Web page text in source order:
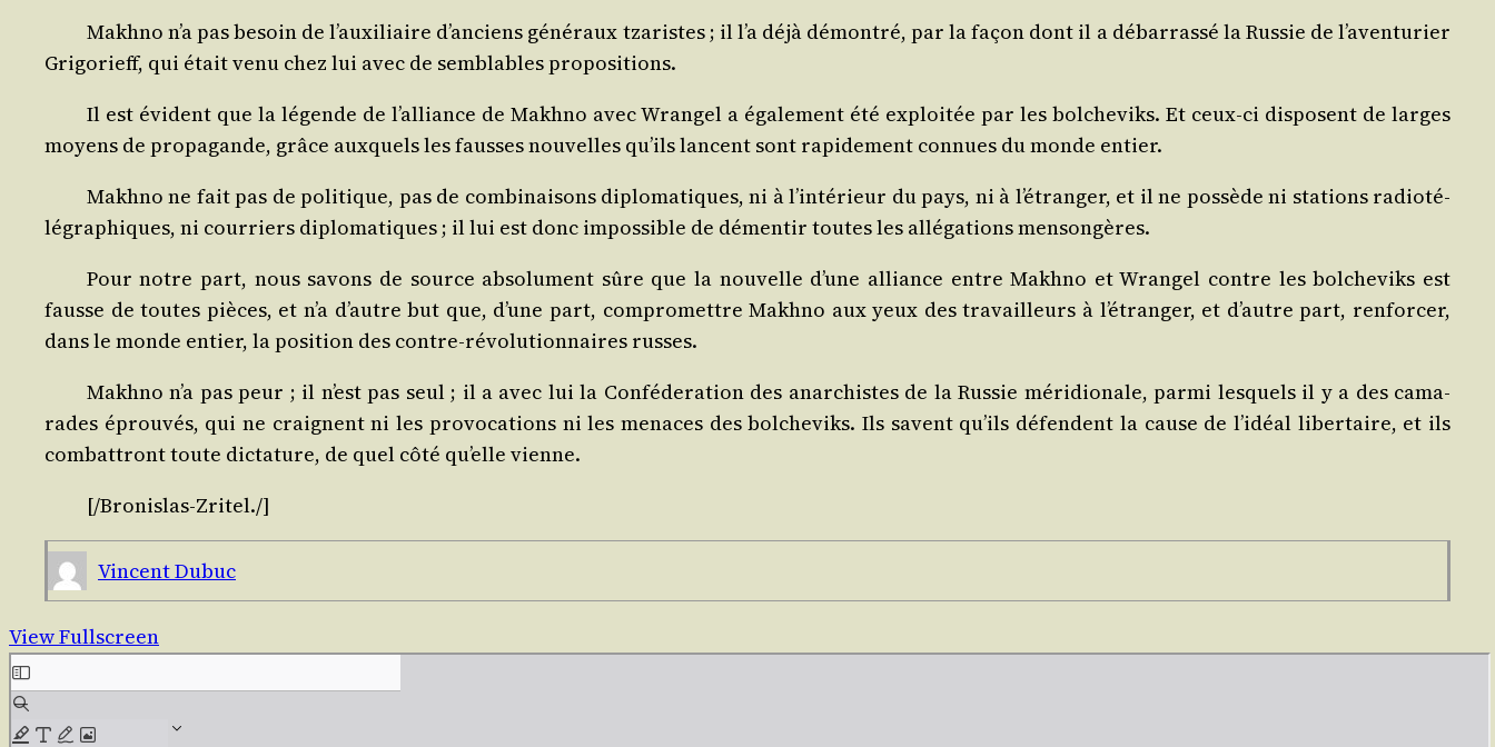
Makh­no n’a pas besoin de l’auxiliaire d’anciens géné­raux tza­ristes ; il l’a déjà démon­tré, par la façon dont il a débar­ras­sé la Rus­sie de l’aventurier
Gri­go­rieff, qui était venu chez lui avec de sem­blables propositions.
Il est évident que la légende de l’alliance de Makh­no avec Wran­gel a éga­le­ment été exploi­tée par les bol­che­viks. Et ceux-ci dis­posent de larges
moyens de pro­pa­gande, grâce aux­quels les fausses nou­velles qu’ils lancent sont rapi­de­ment connues du monde entier.
Makh­no ne fait pas de poli­tique, pas de com­bi­nai­sons diplo­ma­tiques, ni à l’intérieur du pays, ni à l’étranger, et il ne pos­sède ni sta­tions radio­té­
lé­gra­phiques, ni cour­riers diplo­ma­tiques ; il lui est donc impos­sible de démen­tir toutes les allé­ga­tions mensongères.
Pour notre part, nous savons de source abso­lu­ment sûre que la nou­velle d’une alliance entre Makh­no et Wran­gel contre les bol­che­viks est
fausse de toutes pièces, et n’a d’autre but que, d’une part, com­pro­mettre Makh­no aux yeux des tra­vailleurs à l’étranger, et d’autre part, ren­for­cer,
dans le monde entier, la posi­tion des contre-révo­lu­tion­naires russes.
Makh­no n’a pas peur ; il n’est pas seul ; il a avec lui la Confé­de­ra­tion des anar­chistes de la Rus­sie méri­dio­nale, par­mi les­quels il y a des cama­
rades éprou­vés, qui ne craignent ni les pro­vo­ca­tions ni les menaces des bol­che­viks. Ils savent qu’ils défendent la cause de l’idéal liber­taire, et ils
com­bat­tront toute dic­ta­ture, de quel côté qu’elle vienne.
[/​Bro­nis­las-Zri­tel./​]
Vincent Dubuc
View Fullscreen